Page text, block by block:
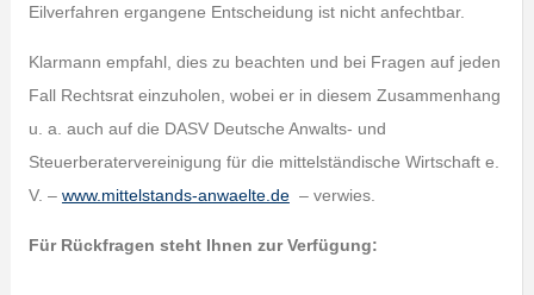
Eilverfahren ergangene Entscheidung ist nicht anfechtbar.
Klarmann empfahl, dies zu beachten und bei Fragen auf jeden
Fall Rechtsrat einzuholen, wobei er in diesem Zusammenhang
u. a. auch auf die DASV Deutsche Anwalts- und
Steuerberatervereinigung für die mittelständische Wirtschaft e.
V. – www.mittelstands-anwaelte.de– verwies.
Für Rückfragen steht Ihnen zur Verfügung: